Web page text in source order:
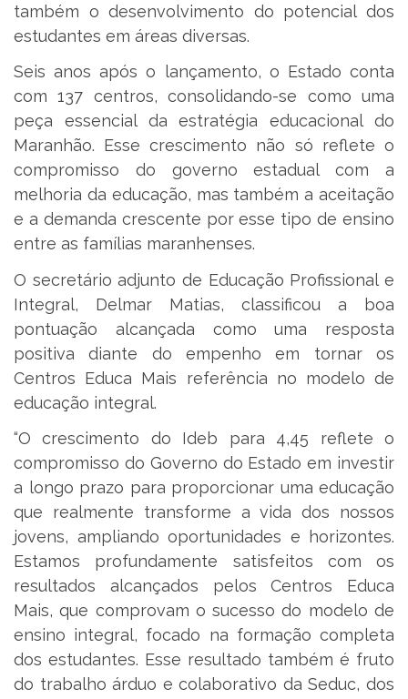
também o desenvolvimento do potencial dos
estudantes em áreas diversas.
Seis anos após o lançamento, o Estado conta
com 137 centros, consolidando-se como uma
peça essencial da estratégia educacional do
Maranhão. Esse crescimento não só reflete o
compromisso do governo estadual com a
melhoria da educação, mas também a aceitação
e a demanda crescente por esse tipo de ensino
entre as famílias maranhenses.
O secretário adjunto de Educação Profissional e
Integral, Delmar Matias, classificou a boa
pontuação alcançada como uma resposta
positiva diante do empenho em tornar os
Centros Educa Mais referência no modelo de
educação integral.
“O crescimento do Ideb para 4,45 reflete o
compromisso do Governo do Estado em investir
a longo prazo para proporcionar uma educação
que realmente transforme a vida dos nossos
jovens, ampliando oportunidades e horizontes.
Estamos profundamente satisfeitos com os
resultados alcançados pelos Centros Educa
Mais, que comprovam o sucesso do modelo de
ensino integral, focado na formação completa
dos estudantes. Esse resultado também é fruto
do trabalho árduo e colaborativo da Seduc, dos